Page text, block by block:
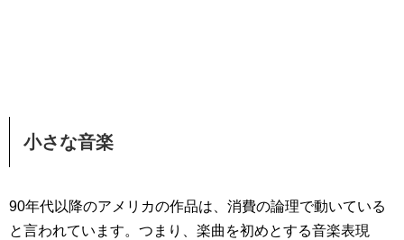
小さな音楽
90年代以降のアメリカの作品は、消費の論理で動いている
と言われています。つまり、楽曲を初めとする音楽表現